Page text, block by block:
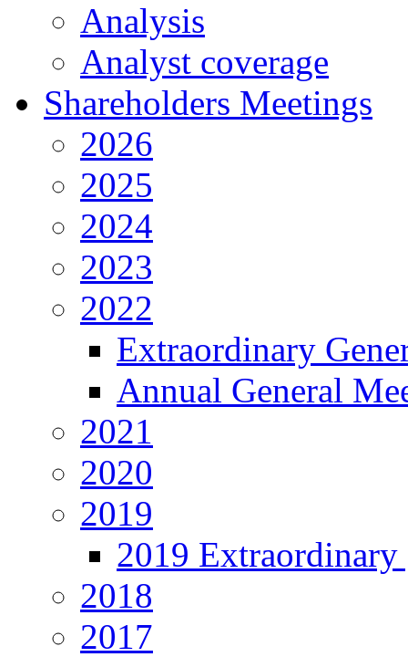
Analysis
Analyst coverage
Shareholders Meetings
2026
2025
2024
2023
2022
Extraordinary
Annual General
2021
2020
2019
2019 Extraordinary
2018
2017